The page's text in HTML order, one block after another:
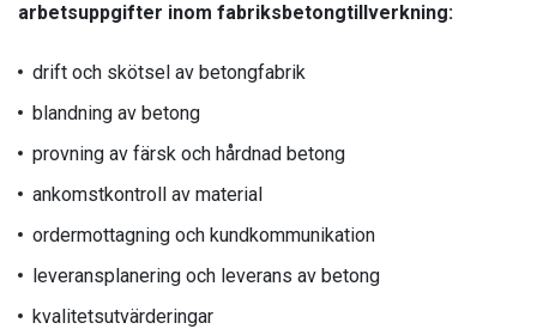
arbetsuppgifter inom fabriksbetongtillverkning:
drift och skötsel av betongfabrik
blandning av betong
provning av färsk och hårdnad betong
ankomstkontroll av material
ordermottagning och kundkommunikation
leveransplanering och leverans av betong
kvalitetsutvärderingar